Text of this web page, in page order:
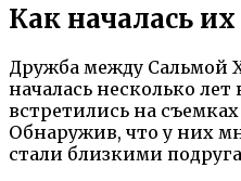
Как началась
Дружба между Сальмой
началась несколько
встретились на
Обнаружив, что у них
стали близкими